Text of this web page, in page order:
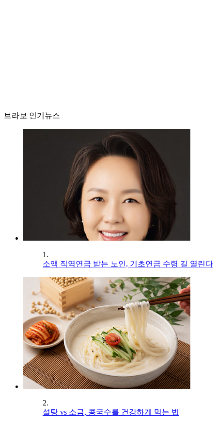
브라보 인기뉴스
1.
소액 직역연금 받는 노인, 기초연금 수령 길 열린다
2.
설탕 vs 소금, 콩국수를 건강하게 먹는 법